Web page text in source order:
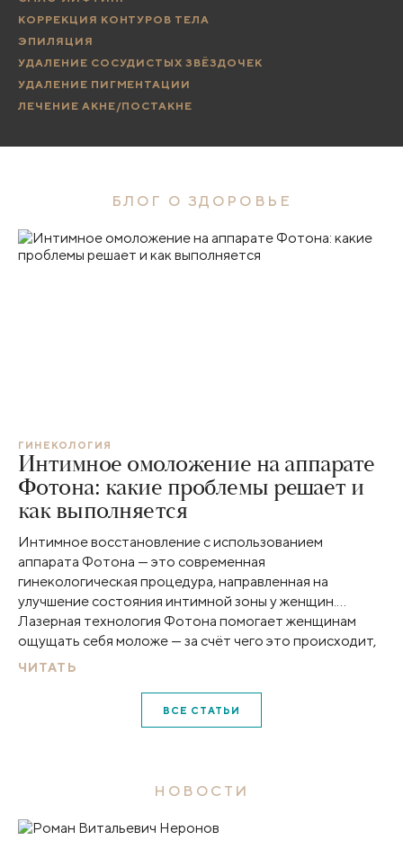
КОРРЕКЦИЯ КОНТУРОВ ТЕЛА
ЭПИЛЯЦИЯ
УДАЛЕНИЕ СОСУДИСТЫХ ЗВЁЗДОЧЕК
УДАЛЕНИЕ ПИГМЕНТАЦИИ
ЛЕЧЕНИЕ АКНЕ/ПОСТАКНЕ
БЛОГ О ЗДОРОВЬЕ
ГИНЕКОЛОГИЯ
Интимное омоложение на аппарате
Фотона: какие проблемы решает и
как выполняется
Интимное восстановление с использованием
аппарата Фотона — это современная
гинекологическая процедура, направленная на
улучшение состояния интимной зоны у женщин.
Лазерная технология Фотона помогает женщинам
ощущать себя моложе — за счёт чего это происходит,
разобрались с врачом-гинекологом Клиники Пирогова
ЧИТАТЬ
ВСЕ СТАТЬИ
НОВОСТИ